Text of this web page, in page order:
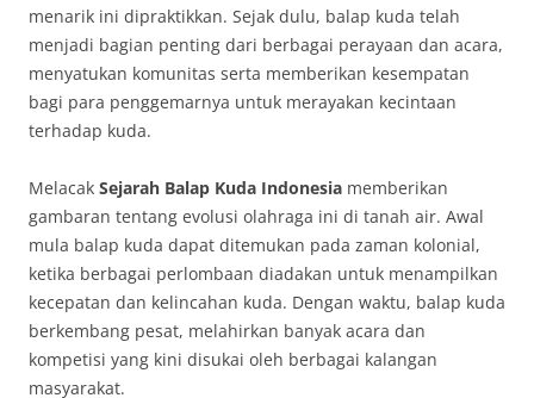
menarik ini dipraktikkan. Sejak dulu, balap kuda telah
menjadi bagian penting dari berbagai perayaan dan acara,
menyatukan komunitas serta memberikan kesempatan
bagi para penggemarnya untuk merayakan kecintaan
terhadap kuda.
Melacak Sejarah Balap Kuda Indonesia memberikan
gambaran tentang evolusi olahraga ini di tanah air. Awal
mula balap kuda dapat ditemukan pada zaman kolonial,
ketika berbagai perlombaan diadakan untuk menampilkan
kecepatan dan kelincahan kuda. Dengan waktu, balap kuda
berkembang pesat, melahirkan banyak acara dan
kompetisi yang kini disukai oleh berbagai kalangan
masyarakat.